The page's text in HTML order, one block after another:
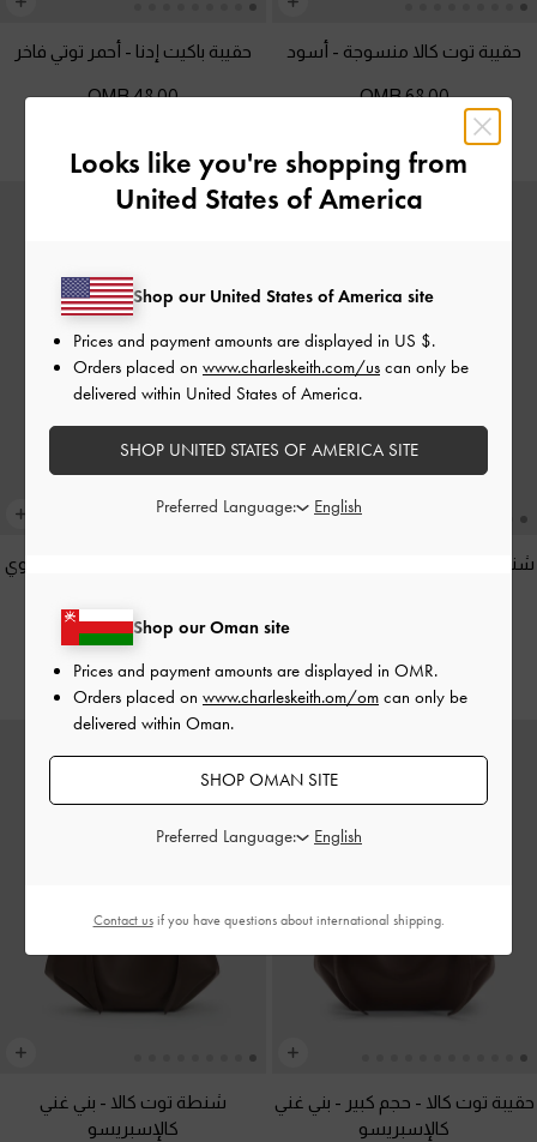
حقيبة توت كالا منسوجة - أسود
68.00 OMR
حقيبة باكيت إدنا - أحمر توتي فاخر
48.00 OMR
شنطة كتف هايلين بتعليقة مجدولة
ليليبيت ميني - حقيبة بمقبض علوي
28.00 OMR
حقيبة توت كالا - حجم كبير - بني غني
كالإسبريسو
شنطة توت كالا - بني غني
كالإسبريسو
Looks like you're shopping from
United States of America
Shop our Oman site
Prices and payment amounts are displayed in OMR.
Orders placed on www.charleskeith.om/om can only be
delivered within Oman.
SHOP OMAN SITE
Preferred Language:
Shop our United States of America site
Prices and payment amounts are displayed in US $.
Orders placed on www.charleskeith.com/us can only be
delivered within United States of America.
SHOP UNITED STATES OF AMERICA SITE
Preferred Language:
Contact usif you have questions about international shipping.